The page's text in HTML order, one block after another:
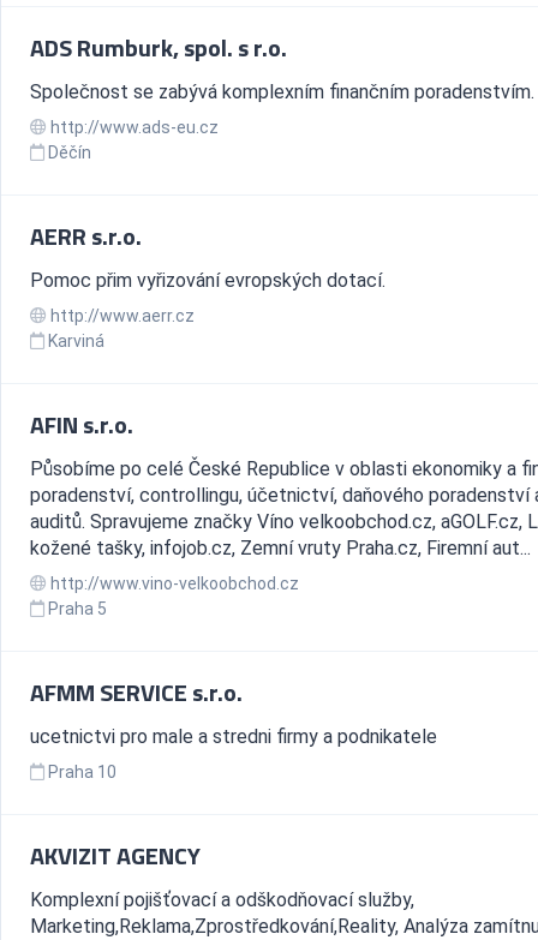
ADS Rumburk, spol. s r.o.
Společnost se zabývá komplexním finančním poradenstvím.
http://www.ads-eu.cz
Děčín
AERR s.r.o.
Pomoc přim vyřizování evropských dotací.
http://www.aerr.cz
Karviná
AFIN s.r.o.
Působíme po celé České Republice v oblasti ekonomiky a
poradenství, controllingu, účetnictví, daňového poradenství
auditů. Spravujeme značky Víno velkoobchod.cz, aGOLF.cz,
kožené tašky, infojob.cz, Zemní vruty Praha.cz, Firemní aut...
http://www.vino-velkoobchod.cz
Praha 5
AFMM SERVICE s.r.o.
ucetnictvi pro male a stredni firmy a podnikatele
Praha 10
AKVIZIT AGENCY
Komplexní pojišťovací a odškodňovací služby,
Marketing,Reklama,Zprostředkování,Reality, Analýza